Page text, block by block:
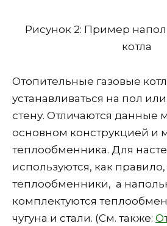
Рисунок 2: Пример
котла
Отопительные газовые
устанавливаться на пол
стену. Отличаются данные
основном конструкцией и
теплообменника. Для
используются, как
теплообменники, а
комплектуются
чугуна и стали. (См. также: